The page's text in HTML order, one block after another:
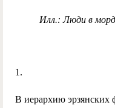
Илл.: Люди в
1.
В иерархию эрзянских